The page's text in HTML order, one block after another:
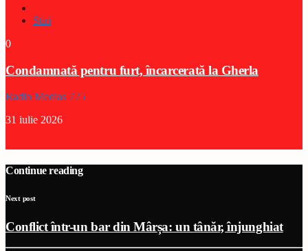
Stiri
0
Condamnată pentru furt, încarcerată la Gherla
Radio Medias 725
31 iulie 2026
Continue reading
Next post
Conflict într-un bar din Mârșa: un tânăr, înjunghiat